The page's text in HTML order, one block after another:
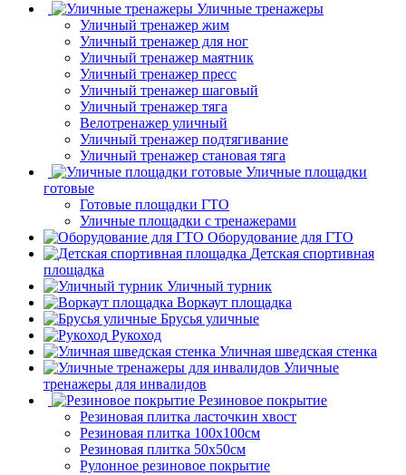
Уличные тренажеры
Уличный тренажер жим
Уличный тренажер для ног
Уличный тренажер маятник
Уличный тренажер пресс
Уличный тренажер шаговый
Уличный тренажер тяга
Велотренажер уличный
Уличный тренажер подтягивание
Уличный тренажер становая тяга
Уличные площадки
готовые
Готовые площадки ГТО
Уличные площадки с тренажерами
Оборудование для ГТО
Детская спортивная
площадка
Уличный турник
Воркаут площадка
Брусья уличные
Рукоход
Уличная шведская стенка
Уличные
тренажеры для инвалидов
Резиновое покрытие
Резиновая плитка ласточкин хвост
Резиновая плитка 100х100см
Резиновая плитка 50х50см
Рулонное резиновое покрытие